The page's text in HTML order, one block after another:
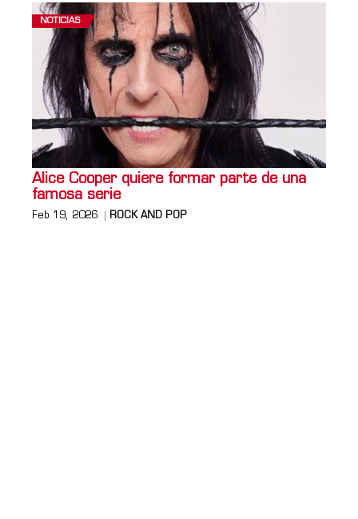
NOTICIAS
Alice Cooper quiere formar parte de una
famosa serie
Feb 19, 2026 ROCK AND POP